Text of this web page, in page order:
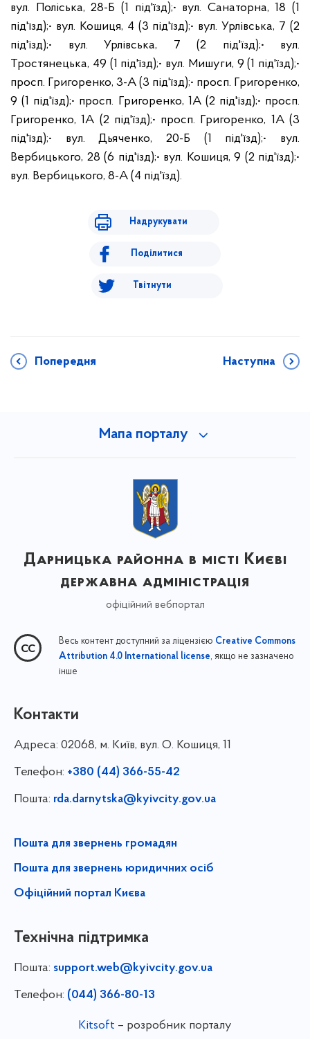
вул. Поліська, 28-Б (1 під'їзд);• вул. Санаторна, 18 (1
під'їзд);• вул. Кошиця, 4 (3 під'їзд);• вул. Урлівська, 7 (2
під'їзд);• вул. Урлівська, 7 (2 під'їзд);• вул.
Тростянецька, 49 (1 під'їзд);• вул. Мишуги, 9 (1 під'їзд);•
просп. Григоренко, 3-А (3 під'їзд);• просп. Григоренко,
9 (1 під'їзд);• просп. Григоренко, 1А (2 під'їзд);• просп.
Григоренко, 1А (2 під'їзд);• просп. Григоренко, 1А (3
під'їзд);• вул. Дьяченко, 20-Б (1 під'їзд);• вул.
Вербицького, 28 (6 під'їзд);• вул. Кошиця, 9 (2 під'їзд);•
вул. Вербицького, 8-А (4 під'їзд).
Надрукувати
Поділитися
Твітнути
Попередня Наступна
Мапа порталу
Дарницька районна в місті Києві
державна адміністрація
офіційний вебпортал
Весь контент доступний за ліцензією Creative Commons
Attribution 4.0 International license, якщо не зазначено
інше
Контакти
Адреса: 02068, м. Київ, вул. О. Кошиця, 11
Телефон: +380 (44) 366-55-42
Пошта: rda.darnytska@kyivcity.gov.ua
Пошта для звернень громадян
Пошта для звернень юридичних осіб
Офіційний портал Києва
Технічна підтримка
Пошта: support.web@kyivcity.gov.ua
Телефон: (044) 366-80-13
Kitsoft – розробник порталу